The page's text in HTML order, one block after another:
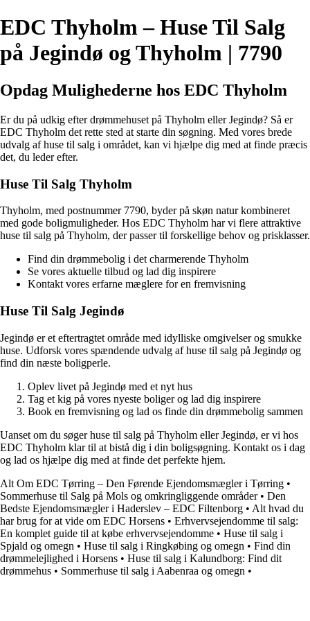
EDC Thyholm – Huse Til Salg
på Jegindø og Thyholm | 7790
Opdag Mulighederne hos EDC Thyholm
Er du på udkig efter drømmehuset på Thyholm eller Jegindø? Så er
EDC Thyholm det rette sted at starte din søgning. Med vores brede
udvalg af huse til salg i området, kan vi hjælpe dig med at finde præcis
det, du leder efter.
Huse Til Salg Thyholm
Thyholm, med postnummer 7790, byder på skøn natur kombineret
med gode boligmuligheder. Hos EDC Thyholm har vi flere attraktive
huse til salg på Thyholm, der passer til forskellige behov og prisklasser.
Find din drømmebolig i det charmerende Thyholm
Se vores aktuelle tilbud og lad dig inspirere
Kontakt vores erfarne mæglere for en fremvisning
Huse Til Salg Jegindø
Jegindø er et eftertragtet område med idylliske omgivelser og smukke
huse. Udforsk vores spændende udvalg af huse til salg på Jegindø og
find din næste boligperle.
Oplev livet på Jegindø med et nyt hus
Tag et kig på vores nyeste boliger og lad dig inspirere
Book en fremvisning og lad os finde din drømmebolig sammen
Uanset om du søger huse til salg på Thyholm eller Jegindø, er vi hos
EDC Thyholm klar til at bistå dig i din boligsøgning. Kontakt os i dag
og lad os hjælpe dig med at finde det perfekte hjem.
Alt Om EDC Tørring – Den Førende Ejendomsmægler i Tørring •
Sommerhuse til Salg på Mols og omkringliggende områder• Den
Bedste Ejendomsmægler i Haderslev – EDC Filtenborg • Alt hvad du
har brug for at vide om EDC Horsens • Erhvervsejendomme til salg:
En komplet guide til at købe erhvervsejendomme • Huse til salg i
Spjald og omegn • Huse til salg i Ringkøbing og omegn • Find din
drømmelejlighed i Horsens • Huse til salg i Kalundborg: Find dit
drømmehus • Sommerhuse til salg i Aabenraa og omegn •